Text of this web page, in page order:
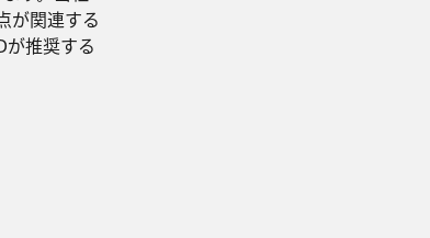
が関連する
推奨する